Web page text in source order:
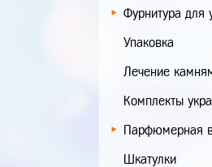
Фурнитура для
Упаковка
Лечение
Комплекты
Парфюмерная
Шкатулки